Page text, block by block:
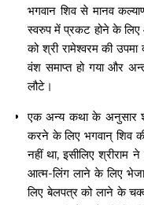
भगवान शिव से मानव
स्वरुप में प्रकट होने के
को श्री रामेश्वरम की
वंश समाप्त हो गया और
लौटे।
एक अन्य कथा के अनुसार
करने के लिए भगवान् शिव
नहीं था, इसीलिए श्रीराम
आत्म-लिंग लाने के लिए
लिए बेलपत्र को लाने के